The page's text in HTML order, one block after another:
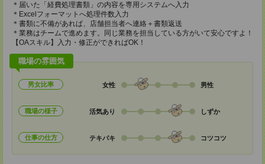
＊届いた「経費処理書類」の内容を専用システムへ入力
＊Excelフォーマットへ処理件数入力
＊書類に不備があれば、店舗担当者へ連絡＋書類返送
＊業務はチームで進めます。同じ業務を担当している方がいて安心ですよ！
【OAスキル】入力・修正ができればOK！
職場の雰囲気
男女比率 女性 男性
職場の様子 活気あり しずか
仕事の仕方 テキパキ コツコツ